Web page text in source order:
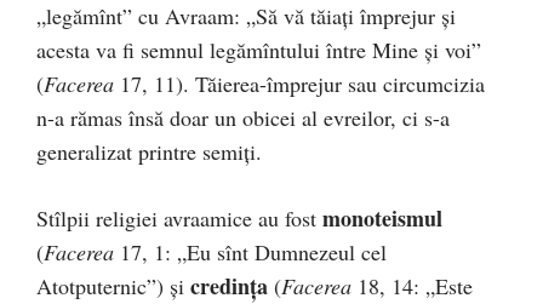
„legămînt” cu Avraam: „Să vă tăiați împrejur și
acesta va fi semnul legămîntului între Mine și voi”
(Facerea 17, 11). Tăierea-împrejur sau circumcizia
n-a rămas însă doar un obicei al evreilor, ci s-a
generalizat printre semiți.
Stîlpii religiei avraamice au fost monoteismul
(Facerea 17, 1: „Eu sînt Dumnezeul cel
Atotputernic”) și credința (Facerea 18, 14: „Este